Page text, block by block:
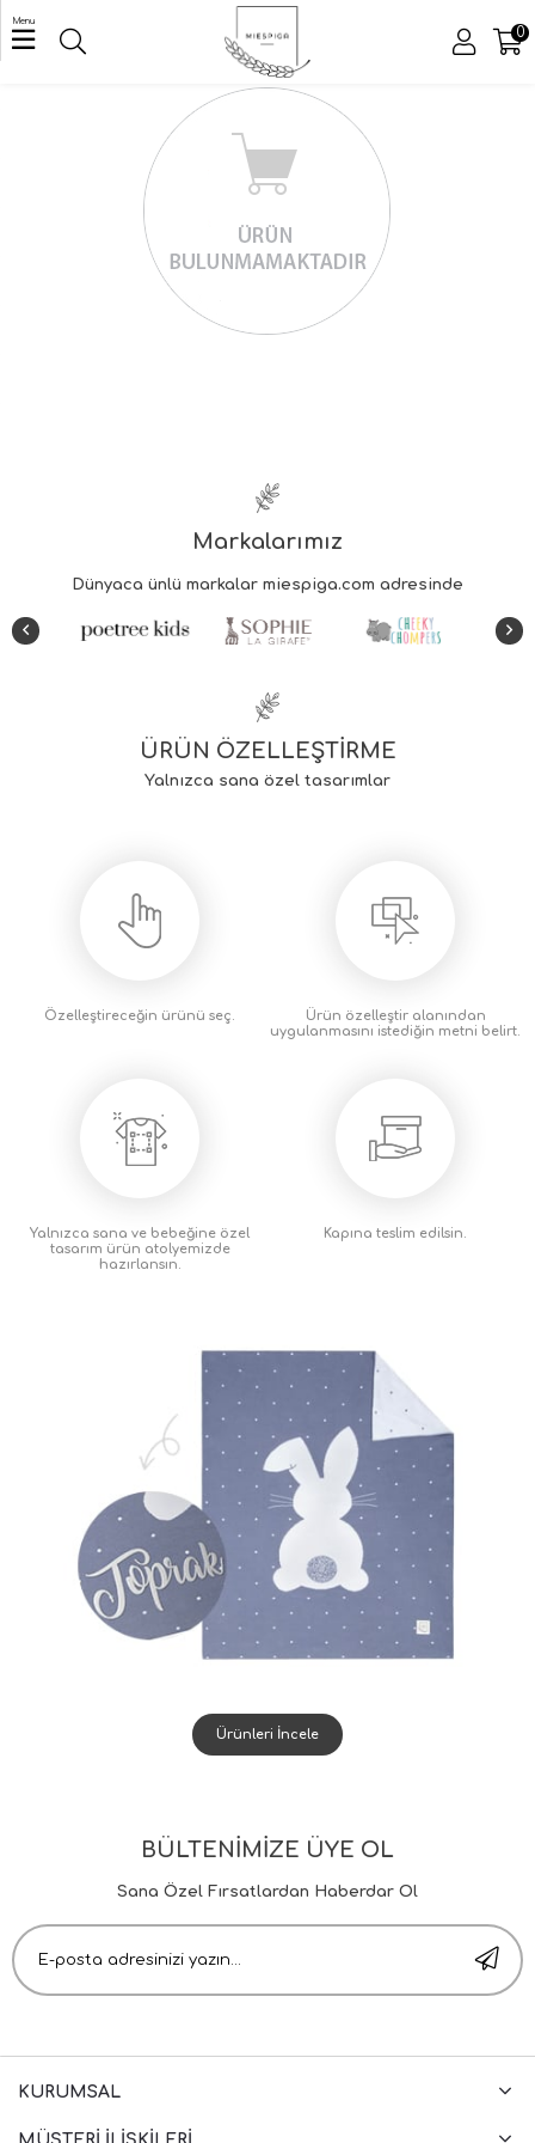
Menu
0
ÜYE GIRIŞI ÜYE OL
Markalarımız
ÜRÜN ÖZELLEŞTİRME
Yalnızca sana özel tasarımlar
Özelleştireceğin ürünü seç.
Ürün özelleştir alanından
uygulanmasını istediğin metni belirt.
Yalnızca sana ve bebeğine özel
tasarım ürün atolyemizde
hazırlansın.
Kapına teslim edilsin.
Ürünleri İncele
BÜLTENİMİZE ÜYE OL
Sana Özel Fırsatlardan Haberdar Ol
KURUMSAL